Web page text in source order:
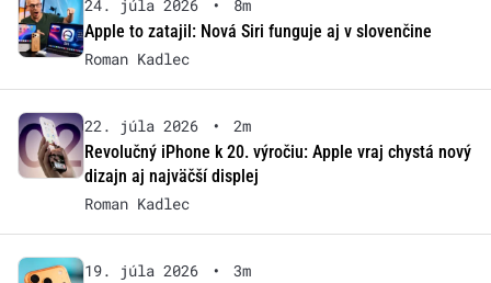
24. júla 2026 •
8m
Apple to zatajil: Nová Siri funguje aj v slovenčine
Roman Kadlec
22. júla 2026 •
2m
Revolučný iPhone k 20. výročiu: Apple vraj chystá nový
dizajn aj najväčší displej
Roman Kadlec
19. júla 2026 •
3m